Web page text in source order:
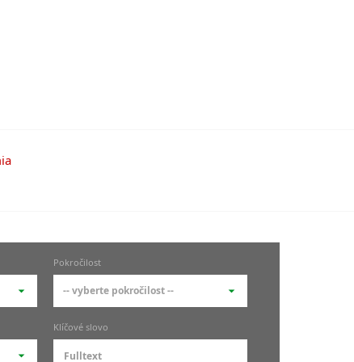
Pokročilost
-- vyberte pokročilost --
-- vyberte pokročilost --
Klíčové slovo